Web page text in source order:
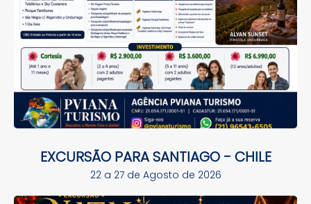
EXCURSÃO PARA SANTIAGO - CHILE
22 a 27 de Agosto de 2026